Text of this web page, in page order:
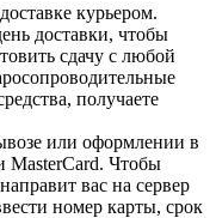
курьером.
доставки, чтобы
сдачу с любой
получаете
или оформлении в
MasterCard. Чтобы
вас на сервер
номер карты, срок